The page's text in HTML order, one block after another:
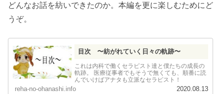
どんなお話を紡いできたのか。本編を更に楽しむためにど
うぞ。
目次 〜紡がれていく日々の軌跡〜
これは内科で働くセラピスト達と僕たちの成長の
軌跡。 医療従事者でもそうで無くても、順番に読
んでいけばアナタも立派なセラピスト！
reha-no-ohanashi.info 2020.08.13